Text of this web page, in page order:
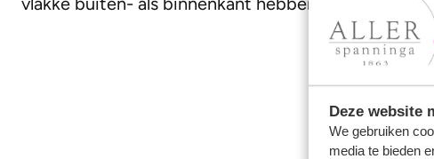
Deze website
We gebruiken
media te bieden